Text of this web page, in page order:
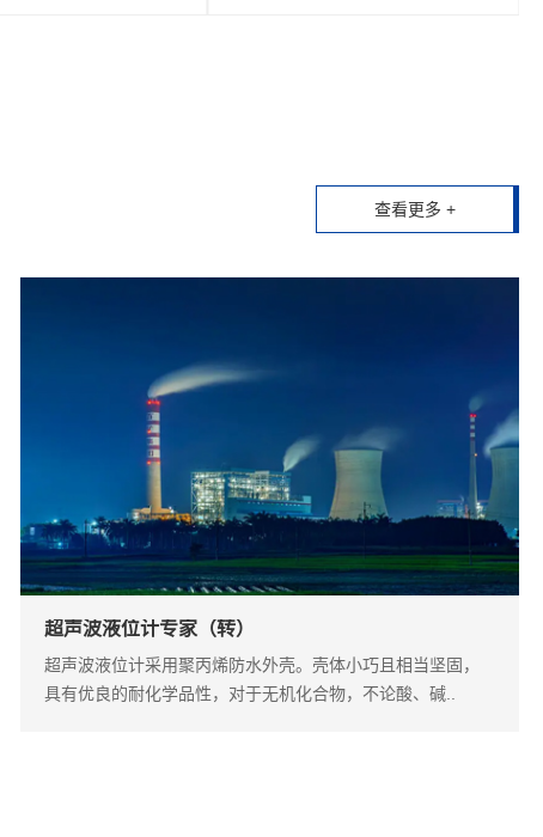
查看更多 +
超声波液位计专家（转）
超声波液位计采用聚丙烯防水外壳。壳体小巧且相当坚固，
具有优良的耐化学品性，对于无机化合物，不论酸、碱..